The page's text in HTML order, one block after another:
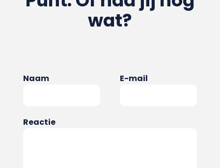
wat?
Naam E-mail
Reactie